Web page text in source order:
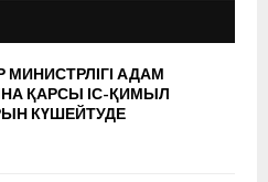
МИНИСТРЛІГІ АДАМ
ҚАРСЫ ІС-ҚИМЫЛ
КҮШЕЙТУДЕ